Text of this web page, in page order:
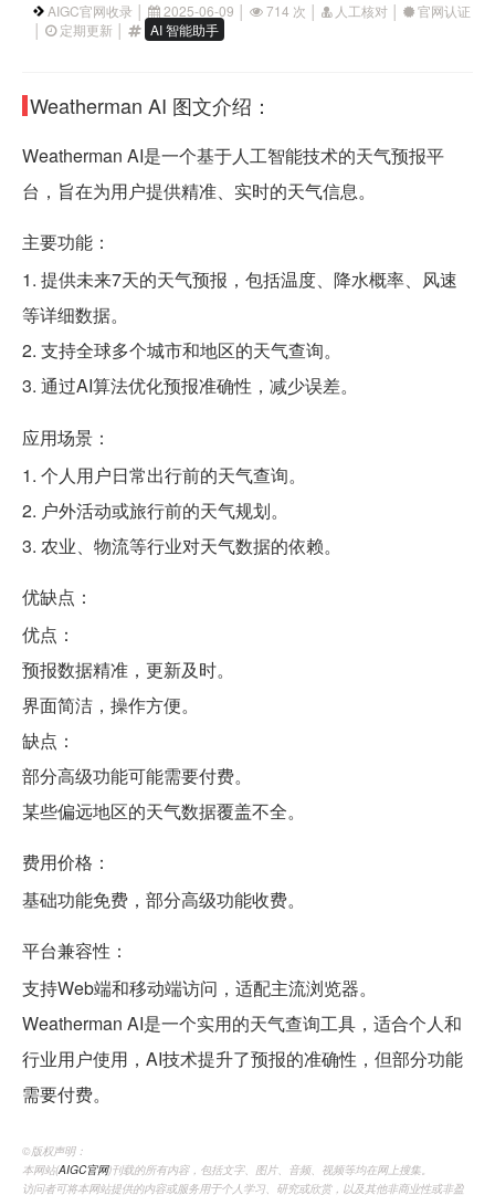
AIGC官网收录 │ 2025-06-09 │ 714 次 │ 人工核对 │
官网认证
│
定期更新 │ AI 智能助手
Weatherman AI 图文介绍：
Weatherman AI是一个基于人工智能技术的天气预报平
台，旨在为用户提供精准、实时的天气信息。
主要功能：
1. 提供未来7天的天气预报，包括温度、降水概率、风速
等详细数据。
2. 支持全球多个城市和地区的天气查询。
3. 通过AI算法优化预报准确性，减少误差。
应用场景：
1. 个人用户日常出行前的天气查询。
2. 户外活动或旅行前的天气规划。
3. 农业、物流等行业对天气数据的依赖。
优缺点：
优点：
预报数据精准，更新及时。
界面简洁，操作方便。
缺点：
部分高级功能可能需要付费。
某些偏远地区的天气数据覆盖不全。
费用价格：
基础功能免费，部分高级功能收费。
平台兼容性：
支持Web端和移动端访问，适配主流浏览器。
Weatherman AI是一个实用的天气查询工具，适合个人和
行业用户使用，AI技术提升了预报的准确性，但部分功能
需要付费。
©️版权声明：
本网站(AIGC官网)刊载的所有内容，包括文字、图片、音频、视频等均在网上搜集。
访问者可将本网站提供的内容或服务用于个人学习、研究或欣赏，以及其他非商业性或非盈